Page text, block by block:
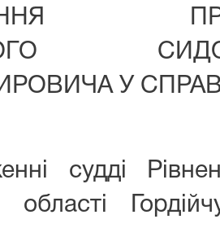
У
судді
області